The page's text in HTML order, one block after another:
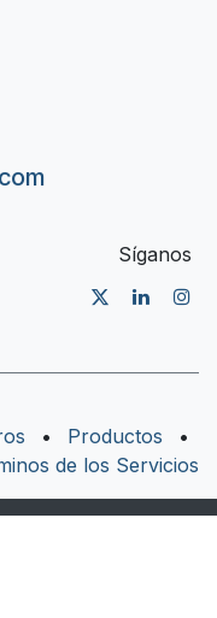
Síganos
• Productos
•
de los Servicios